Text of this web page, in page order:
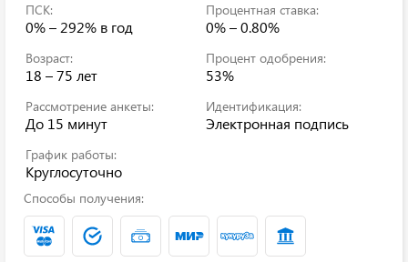
ПСК:
0% – 292% в год
Процентная ставка:
0% – 0.80%
Возраст:
18 – 75 лет
Процент одобрения:
53%
Рассмотрение анкеты:
До 15 минут
Идентификация:
Электронная подпись
График работы:
Круглосуточно
Способы получения: